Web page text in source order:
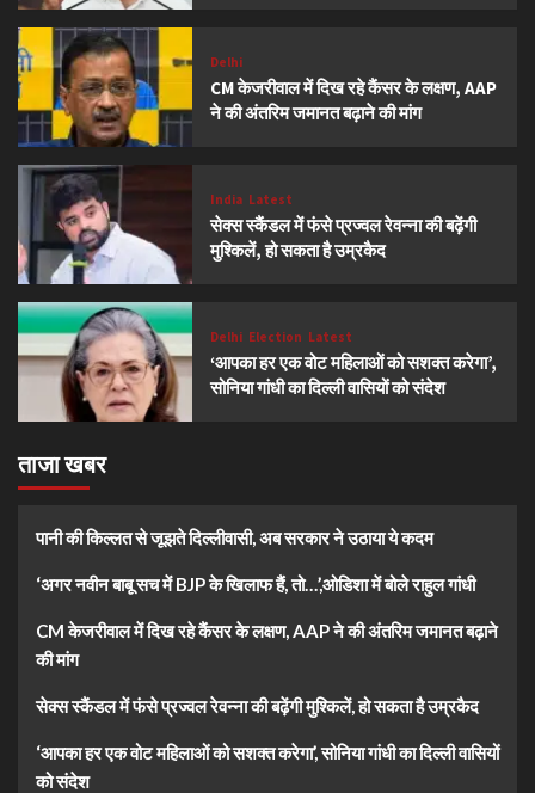
Delhi
CM केजरीवाल में दिख रहे कैंसर के लक्षण, AAP
ने की अंतरिम जमानत बढ़ाने की मांग
India Latest
सेक्स स्कैंडल में फंसे प्रज्वल रेवन्ना की बढ़ेंगी
मुश्किलें, हो सकता है उम्रकैद
Delhi Election Latest
‘आपका हर एक वोट महिलाओं को सशक्त करेगा’,
सोनिया गांधी का दिल्ली वासियों को संदेश
ताजा खबर
पानी की किल्लत से जूझते दिल्लीवासी, अब सरकार ने उठाया ये कदम
‘अगर नवीन बाबू सच में BJP के खिलाफ हैं, तो…’,ओडिशा में बोले राहुल गांधी
CM केजरीवाल में दिख रहे कैंसर के लक्षण, AAP ने की अंतरिम जमानत बढ़ाने
की मांग
सेक्स स्कैंडल में फंसे प्रज्वल रेवन्ना की बढ़ेंगी मुश्किलें, हो सकता है उम्रकैद
‘आपका हर एक वोट महिलाओं को सशक्त करेगा’, सोनिया गांधी का दिल्ली वासियों
को संदेश